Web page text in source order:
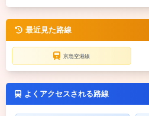
最近見た路線
京急空港線
よくアクセスされる路線